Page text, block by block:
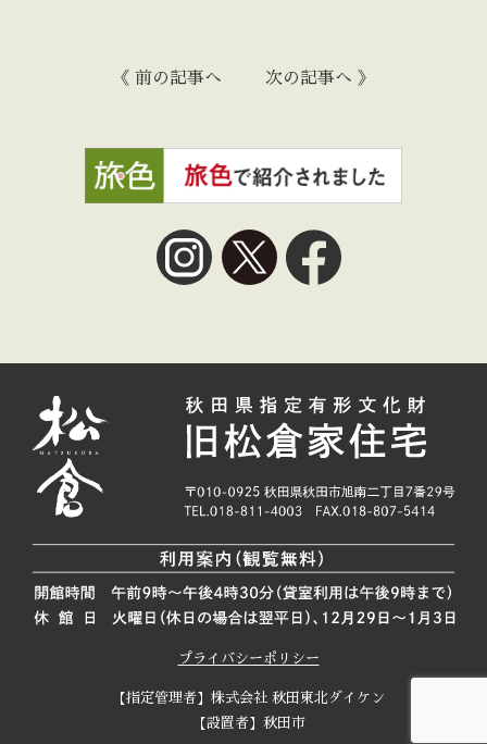
《 前の記事へ 次の記事へ 》
プライバシーポリシー
【指定管理者】株式会社 秋田東北ダイケン
【設置者】秋田市